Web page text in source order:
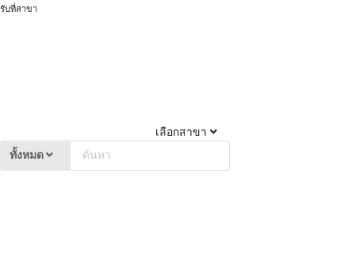
รับที่สาขา
เลือกสาขา
ทั้งหมด